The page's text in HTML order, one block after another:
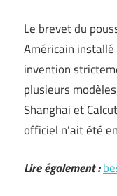
Le brevet du
Américain installé
invention
plusieurs
Shanghai et
officiel n’ait été
Lire également :